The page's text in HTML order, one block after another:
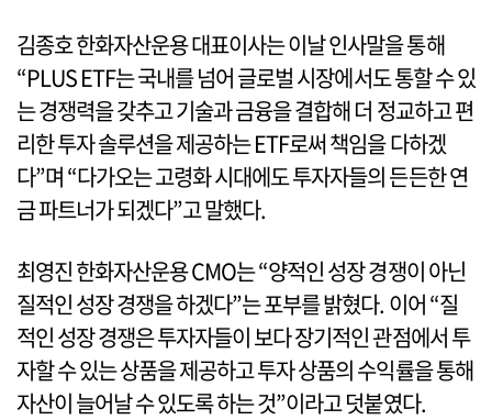
김종호 한화자산운용 대표이사는 이날 인사말을 통해
“PLUS ETF는 국내를 넘어 글로벌 시장에서도 통할 수 있
는 경쟁력을 갖추고 기술과 금융을 결합해 더 정교하고 편
리한 투자 솔루션을 제공하는 ETF로써 책임을 다하겠
다”며 “다가오는 고령화 시대에도 투자자들의 든든한 연
금 파트너가 되겠다”고 말했다.
최영진 한화자산운용 CMO는 “양적인 성장 경쟁이 아닌
질적인 성장 경쟁을 하겠다”는 포부를 밝혔다. 이어 “질
적인 성장 경쟁은 투자자들이 보다 장기적인 관점에서 투
자할 수 있는 상품을 제공하고 투자 상품의 수익률을 통해
자산이 늘어날 수 있도록 하는 것”이라고 덧붙였다.